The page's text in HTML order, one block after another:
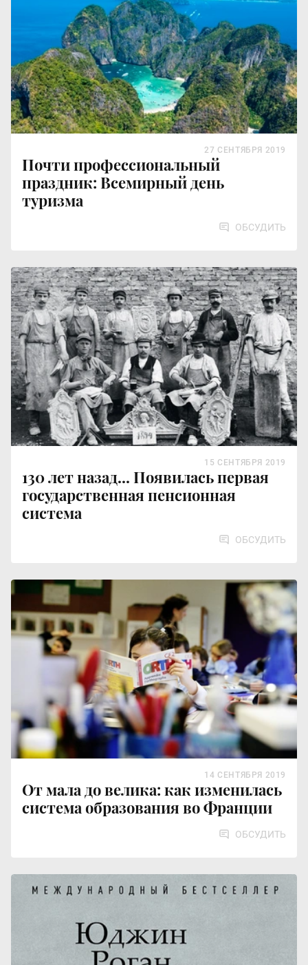
Почти профессиональный
праздник: Всемирный день
туризма
27 СЕНТЯБРЯ 2019
ОБСУДИТЬ
130 лет назад... Появилась первая
государственная пенсионная
система
15 СЕНТЯБРЯ 2019
ОБСУДИТЬ
От мала до велика: как изменилась
система образования во Франции
14 СЕНТЯБРЯ 2019
ОБСУДИТЬ